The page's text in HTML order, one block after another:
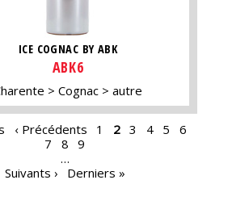
ICE COGNAC BY ABK
ABK6
Cognac autre
‹ Précédents 1 2 3 4 5
6
7
8
9
…
Suivants ›
Derniers »